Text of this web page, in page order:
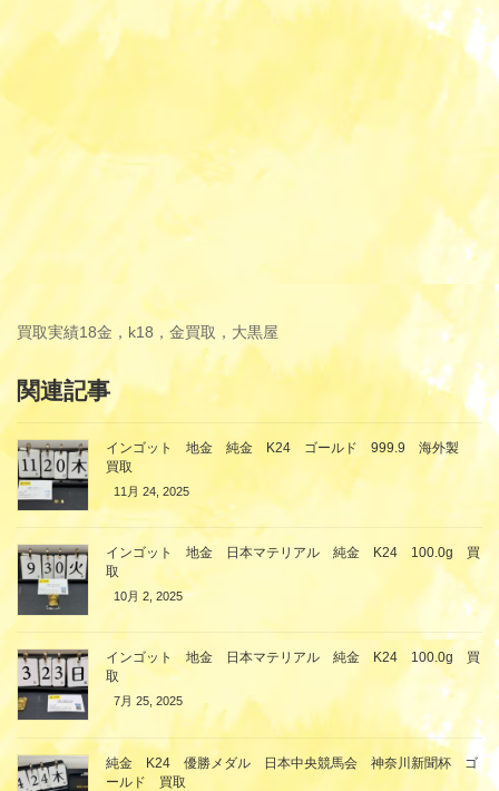
買取実績18金，k18，金買取，大黒屋
関連記事
インゴット 地金 純金 K24 ゴールド 999.9 海外製
買取
11月 24, 2025
インゴット 地金 日本マテリアル 純金 K24 100.0g 買
取
10月 2, 2025
インゴット 地金 日本マテリアル 純金 K24 100.0g 買
取
7月 25, 2025
純金 K24 優勝メダル 日本中央競馬会 神奈川新聞杯 ゴ
ールド 買取